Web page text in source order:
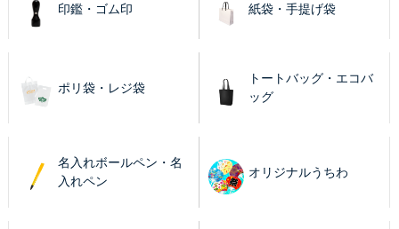
印鑑・ゴム印 紙袋・手提げ袋
ポリ袋・レジ袋
トートバッグ・エコバ
ッグ
名入れボールペン・名
入れペン
オリジナルうちわ